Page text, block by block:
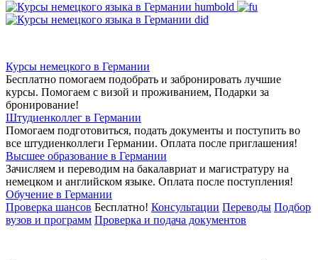
Курсы немецкого в Германии
Бесплатно помогаем подобрать и забронировать лучшие
курсы. Помогаем с визой и проживанием, Подарки за
бронирование!
Штудиенколлег в Германии
Помогаем подготовиться, подать документы и поступить во
все штудиенколлеги Германии. Оплата после приглашения!
Высшее образование в Германии
Зачисляем и переводим на бакалавриат и магистратуру на
немецком и английском языке. Оплата после поступления!
Обучение в Германии
Проверка шансов Бесплатно! Консультации Переводы Подбор
вузов и программ Проверка и подача документов